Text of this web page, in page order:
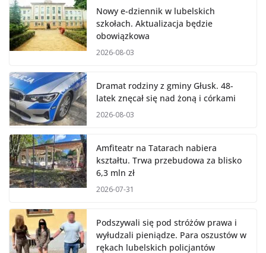
Nowy e-dziennik w lubelskich
szkołach. Aktualizacja będzie
obowiązkowa
2026-08-03
Dramat rodziny z gminy Głusk. 48-
latek znęcał się nad żoną i córkami
2026-08-03
Amfiteatr na Tatarach nabiera
kształtu. Trwa przebudowa za blisko
6,3 mln zł
2026-07-31
Podszywali się pod stróżów prawa i
wyłudzali pieniądze. Para oszustów w
rękach lubelskich policjantów